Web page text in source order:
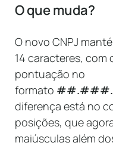
O que muda?
O novo CNPJ
14 caracteres, com
pontuação no
formato
diferença está no
posições, que
maiúsculas além